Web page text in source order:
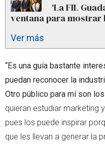
‘La FIL
ventana para mostrar
Ver más
“Es una guía bastante
puedan reconocer la
Otro público para mí son
quieran estudiar marketing
pues los puede inspirar
que les llevan a generar la